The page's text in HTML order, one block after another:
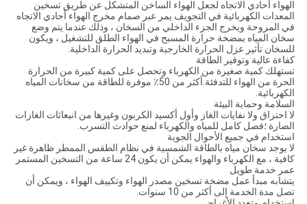
الهواء أحادي الاتجاه لجعل الهواء الساخن المتشكل عن طريق تسخين
المعدات الكهربائية في التجويف يمر عبر صمام مخرج الهواء أحادي الاتجاه
في المروحة ويخرج الجزء الداخلي من السخان ، وذلك عندما يتم وضع
سخان المياه بمضخة حرارة المسبح في الهواء الطلق للتشغيل ، ويكون
للسخان تأثير عزل الحرارة الخارجية وتبديد الحرارة الداخلية.
كفاءة عالية وتوفير الطاقة
تستهلك كمية صغيرة من الكهرباء وتحصل على كمية كبيرة من الحرارة
الحرة من الهواء للتدفئة.أكثر من 50٪ موفرة للطاقة من سخانات المياه
الكهربائية.
السلامة وحماية البيئة
لا احتراق ولا نفايات الغاز وأول أكسيد الكربون وغيرها من انبعاثات الغازات
الضارة ؛فصل كامل للمياه والكهرباء لمنع حوادث التسرب.
استخدام في جميع الأحوال الجوية
لا يوجد سخان مياه بالطاقة الشمسية في نظام الطقس الممطر ظاهرة غير
كافية ، مع الكهرباء والهواء يمكن أن يكون 24 ساعة من التسخين المستمر
عمر خدمة طويل
يتشابه مبدأ عمل مضخة تسخين مصدر الهواء وتكييف الهواء ، ويمكن أن
تصل مدة الخدمة إلى أكثر من 10 سنوات.